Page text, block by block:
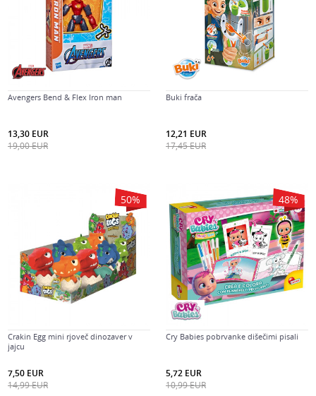
Avengers Bend & Flex Iron man
13,30 EUR
19,00EUR
Buki frača
12,21 EUR
17,45EUR
50%
Crakin Egg mini rjoveč dinozaver v
jajcu
7,50 EUR
14,99EUR
48%
Cry Babies pobrvanke dišečimi pisali
5,72 EUR
10,99EUR